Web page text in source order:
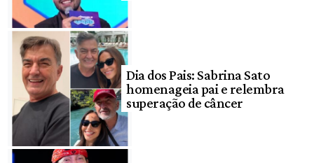
Dia dos Pais: Sabrina Sato
homenageia pai e relembra
superação de câncer